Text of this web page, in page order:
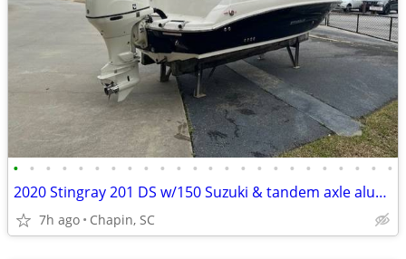
• • • • • • • • • • • • • • • • • • • • • • • •
2020 Stingray 201 DS w/150 Suzuki & tandem axle aluminum trailer
7h ago Chapin, SC